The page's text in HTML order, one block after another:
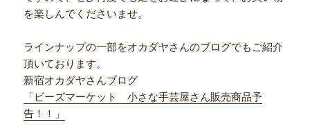
を楽しんでくださいませ。
ラインナップの一部をオカダヤさんのブログでもご紹介
頂いております。
新宿オカダヤさんブログ
「ビーズマーケット 小さな手芸屋さん販売商品予
告！！」